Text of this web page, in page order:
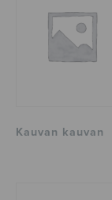
Kauvan kauvan